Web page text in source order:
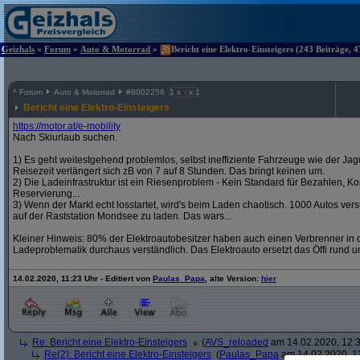
Geizhals » Forum » Auto & Motorrad » Bericht eine Elektro-Einsteigers (243 Beiträge,
^ Forum Auto & Motorrad #8002256 1 x x 1
Bericht eine Elektro-Einsteigers
https://motor.at/e-mobility
Nach Skiurlaub suchen.
1) Es geht weitestgehend problemlos, selbst ineffiziente Fahrzeuge wie der
Reisezeit verlängert sich zB von 7 auf 8 Stunden. Das bringt keinen um.
2) Die Ladeinfrastruktur ist ein Riesenproblem - Kein Standard für Bezahlen,
Reservierung...
3) Wenn der Markt echt losstartet, wird's beim Laden chaotisch. 1000 Autos
auf der Raststation Mondsee zu laden. Das wars...
Kleiner Hinweis: 80% der Elektroautobesitzer haben auch einen Verbrenner in
Ladeproblematik durchaus verständlich. Das Elektroauto ersetzt das Öffi rund
14.02.2020, 11:23 Uhr - Editiert von Paulas_Papa , alte Version: hier
Re: Bericht eine Elektro-Einsteigers (AVS_reloaded am 14.02.2020,
Re(2): Bericht eine Elektro-Einsteigers (Paulas_Papa am 14.02.2020,